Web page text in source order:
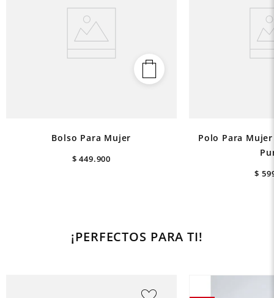
Bolso Para Mujer
$ 449.900
Polo Para
$
¡PERFECTOS PARA TI!